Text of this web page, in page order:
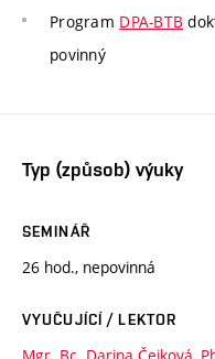
Program DPA-BTB
povinný
Typ (způsob) výuky
SEMINÁŘ
26 hod., nepovinná
VYUČUJÍCÍ / LEKTOR